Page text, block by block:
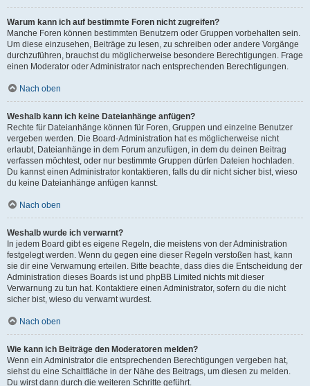
Warum kann ich auf bestimmte Foren nicht zugreifen?
Manche Foren können bestimmten Benutzern oder Gruppen vorbehalten sein.
Um diese einzusehen, Beiträge zu lesen, zu schreiben oder andere Vorgänge
durchzuführen, brauchst du möglicherweise besondere Berechtigungen. Frage
einen Moderator oder Administrator nach entsprechenden Berechtigungen.
Nach oben
Weshalb kann ich keine Dateianhänge anfügen?
Rechte für Dateianhänge können für Foren, Gruppen und einzelne Benutzer
vergeben werden. Die Board-Administration hat es möglicherweise nicht
erlaubt, Dateianhänge in dem Forum anzufügen, in dem du deinen Beitrag
verfassen möchtest, oder nur bestimmte Gruppen dürfen Dateien hochladen.
Du kannst einen Administrator kontaktieren, falls du dir nicht sicher bist, wieso
du keine Dateianhänge anfügen kannst.
Nach oben
Weshalb wurde ich verwarnt?
In jedem Board gibt es eigene Regeln, die meistens von der Administration
festgelegt werden. Wenn du gegen eine dieser Regeln verstoßen hast, kann
sie dir eine Verwarnung erteilen. Bitte beachte, dass dies die Entscheidung der
Administration dieses Boards ist und phpBB Limited nichts mit dieser
Verwarnung zu tun hat. Kontaktiere einen Administrator, sofern du die nicht
sicher bist, wieso du verwarnt wurdest.
Nach oben
Wie kann ich Beiträge den Moderatoren melden?
Wenn ein Administrator die entsprechenden Berechtigungen vergeben hat,
siehst du eine Schaltfläche in der Nähe des Beitrags, um diesen zu melden.
Du wirst dann durch die weiteren Schritte geführt.